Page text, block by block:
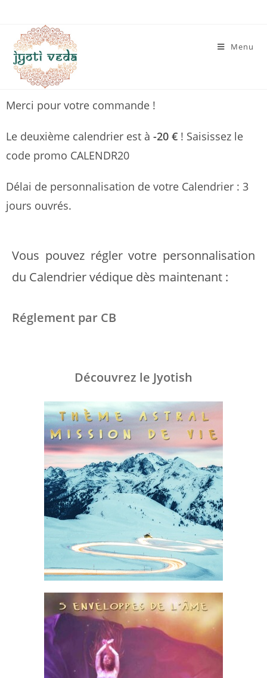
Menu
Merci pour votre commande !
Le deuxième calendrier est à -20 € ! Saisissez le
code promo CALENDR20
Délai de personnalisation de votre Calendrier : 3
jours ouvrés.
Vous pouvez régler votre personnalisation
du Calendrier védique dès maintenant :
Réglement par CB
Découvrez le Jyotish